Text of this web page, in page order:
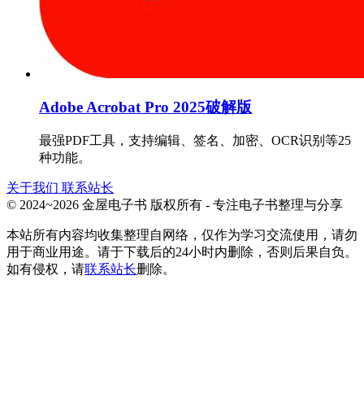
Adobe Acrobat Pro 2025破解版
最强PDF工具，支持编辑、签名、加密、OCR识别等25
种功能。
关于我们 联系站长
© 2024~2026 金屋电子书 版权所有 - 专注电子书整理与分享
本站所有内容均收集整理自网络，仅作为学习交流使用，请勿
用于商业用途。请于下载后的24小时内删除，否则后果自负。
如有侵权，请联系站长删除。